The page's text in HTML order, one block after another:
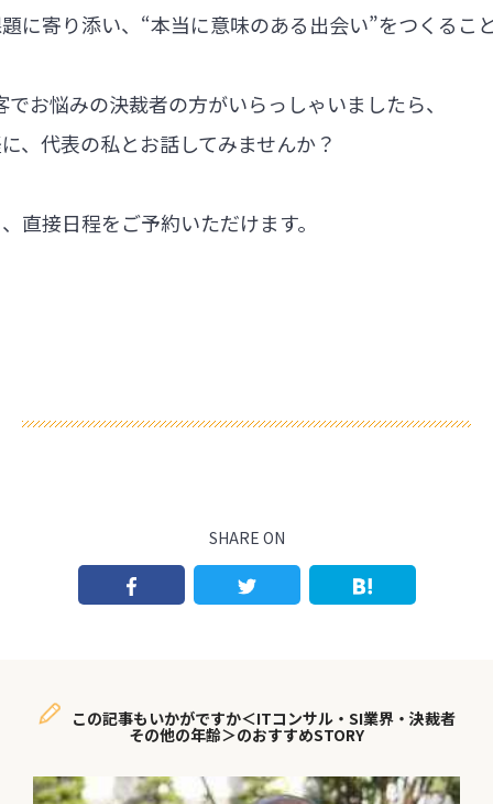
に寄り添い、“本当に意味のある出会い”をつくるこ
お悩みの決裁者の方がいらっしゃいましたら、
、代表の私とお話してみませんか？
直接日程をご予約いただけます。
SHARE ON
この記事もいかがですか＜ITコンサル・SI業界・決裁者
その他の年齢＞のおすすめSTORY